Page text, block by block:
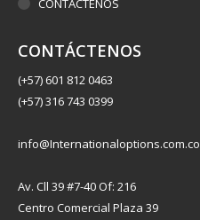
CONTÁCTENOS
CONTÁCTENOS
(+57) 601 812 0463
(+57) 316 743 0399
info@Internationaloptions.com.co
Av. Cll 39 #7-40 Of: 216
Centro Comercial Plaza 39